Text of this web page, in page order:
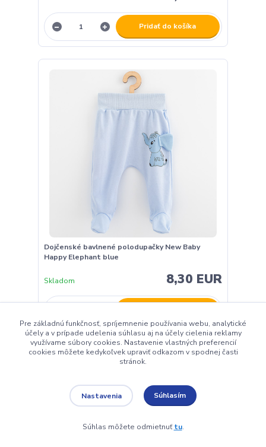
Pridať do košíka
Dojčenské bavlnené polodupačky New Baby
Happy Elephant blue
8,30 EUR
Skladom
Pre základnú funkčnosť, spríjemnenie používania webu, analytické
účely a v prípade udelenia súhlasu aj na účely cielenia reklamy
využívame súbory cookies. Nastavenie vlastných preferencií
cookies môžete kedykoľvek upraviť odkazom v spodnej časti
stránok.
Nastavenia Súhlasím
Súhlas môžete odmietnuťtu.